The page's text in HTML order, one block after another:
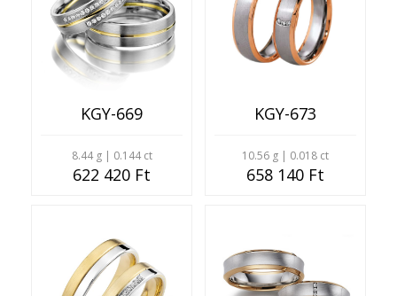
KGY-669
8.44 g | 0.144 ct
622 420 Ft
KGY-673
10.56 g | 0.018 ct
658 140 Ft